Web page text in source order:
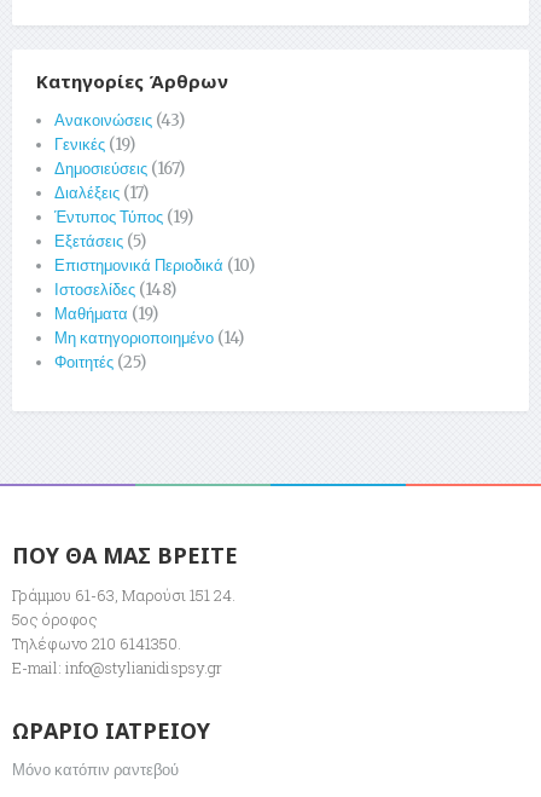
Κατηγορίες Άρθρων
Ανακοινώσεις (43)
Γενικές (19)
Δημοσιεύσεις (167)
Διαλέξεις (17)
Έντυπος Τύπος (19)
Εξετάσεις (5)
Επιστημονικά Περιοδικά (10)
Ιστοσελίδες (148)
Μαθήματα (19)
Μη κατηγοριοποιημένο (14)
Φοιτητές (25)
ΠΟΥ ΘΑ ΜΑΣ ΒΡΕΙΤΕ
Γράμμου 61-63, Μαρούσι 151 24.
5ος όροφος
Τηλέφωνο 210 6141350.
E-mail: info@stylianidispsy.gr
ΩΡΑΡΙΟ ΙΑΤΡΕΙΟΥ
Μόνο κατόπιν ραντεβού